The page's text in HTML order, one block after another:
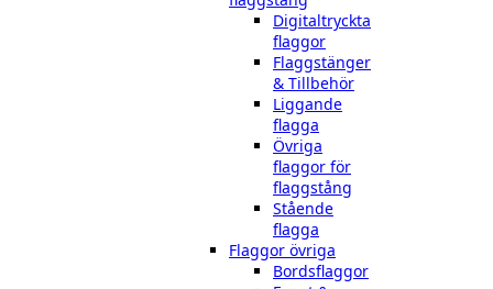
Digitaltryckta
flaggor
Flaggstänger
& Tillbehör
Liggande
flagga
Övriga
flaggor för
flaggstång
Stående
flagga
Flaggor övriga
Bordsflaggor